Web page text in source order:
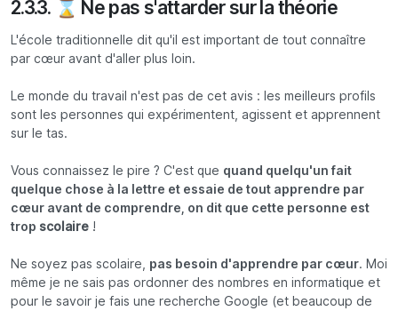
2.3.3. ⌛ Ne pas s'attarder sur la théorie
L'école traditionnelle dit qu'il est important de tout connaître
par cœur avant d'aller plus loin.
Le monde du travail n'est pas de cet avis : les meilleurs profils
sont les personnes qui expérimentent, agissent et apprennent
sur le tas.
Vous connaissez le pire ? C'est que quand quelqu'un fait
quelque chose à la lettre et essaie de tout apprendre par
cœur avant de comprendre, on dit que cette personne est
trop scolaire !
Ne soyez pas scolaire pas besoin d'apprendre par cœur. Moi
même je ne sais pas ordonner des nombres en informatique et
pour le savoir je fais une recherche Google (et beaucoup de